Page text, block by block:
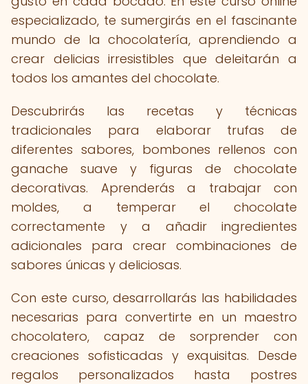
especializado, te sumergirás en el fascinante
mundo de la chocolatería, aprendiendo a
crear delicias irresistibles que deleitarán a
todos los amantes del chocolate.
Descubrirás las recetas y técnicas
tradicionales para elaborar trufas de
diferentes sabores, bombones rellenos con
ganache suave y figuras de chocolate
decorativas. Aprenderás a trabajar con
moldes, a temperar el chocolate
correctamente y a añadir ingredientes
adicionales para crear combinaciones de
sabores únicas y deliciosas.
Con este curso, desarrollarás las habilidades
necesarias para convertirte en un maestro
chocolatero, capaz de sorprender con
creaciones sofisticadas y exquisitas. Desde
regalos personalizados hasta postres